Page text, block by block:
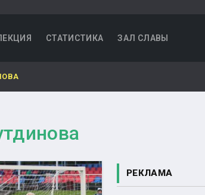
СТАТИСТИКА ЗАЛ СЛАВЫ
РЕКЛАМА